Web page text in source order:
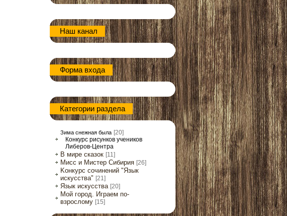
Наш канал
Форма входа
Категории раздела
Зима снежная была [20]
Конкурс рисунков учеников
Либеров-Центра
В мире сказок [11]
Мисс и Мистер Сибирия [26]
Kонкурс сочинений "Язык
искусства" [21]
Язык искусства [20]
Мой город. Играем по-
взрослому [15]